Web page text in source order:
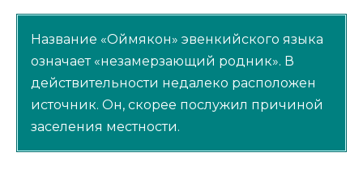
Название «Оймякон» эвенкийского языка
означает «незамерзающий родник». В
действительности недалеко расположен
источник. Он, скорее послужил причиной
заселения местности.